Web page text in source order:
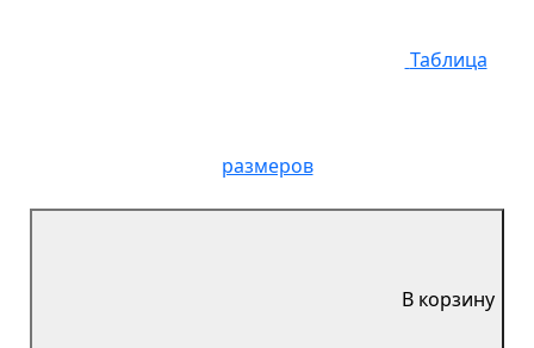
Таблица
размеров
В корзину